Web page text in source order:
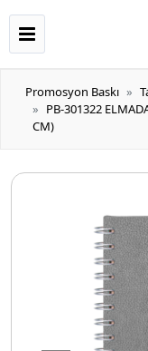
Promosyon Baskı
PB-301322
CM)